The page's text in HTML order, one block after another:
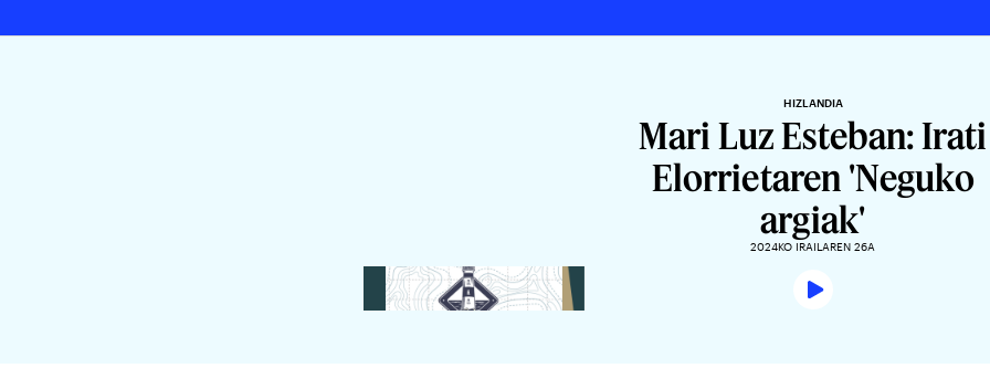
HIZLANDIA
Mari Luz Esteban: Irati
Elorrietaren 'Neguko
argiak'
2024KO IRAILAREN 26A